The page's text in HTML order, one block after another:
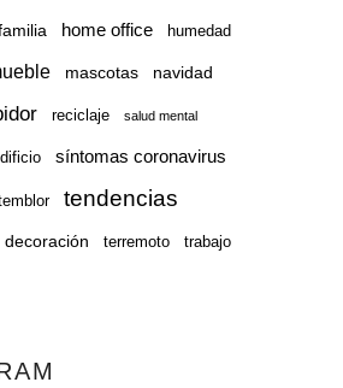
home office humedad
mascotas navidad
reciclaje salud mental
síntomas coronavirus
tendencias
terremoto trabajo